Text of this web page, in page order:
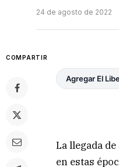
24 de agosto de 2022
COMPARTIR
Agregar El
La llegada
en estas